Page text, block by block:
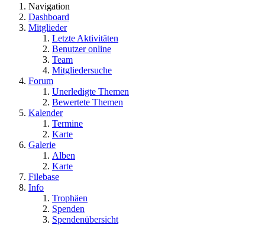
Navigation
Dashboard
Mitglieder
Letzte Aktivitäten
Benutzer online
Team
Mitgliedersuche
Forum
Unerledigte Themen
Bewertete Themen
Kalender
Termine
Karte
Galerie
Alben
Karte
Filebase
Info
Trophäen
Spenden
Spendenübersicht